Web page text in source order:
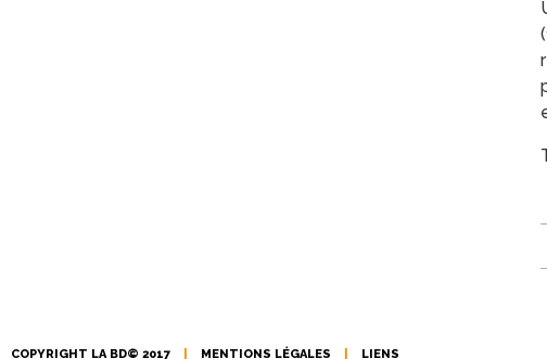
COPYRIGHT LA BD© 2017 MENTIONS LÉGALES LIENS